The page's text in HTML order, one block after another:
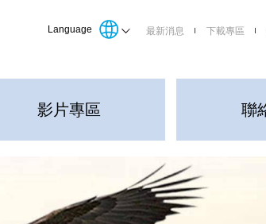
Language 最新消息 下載專區
影片專區 聯